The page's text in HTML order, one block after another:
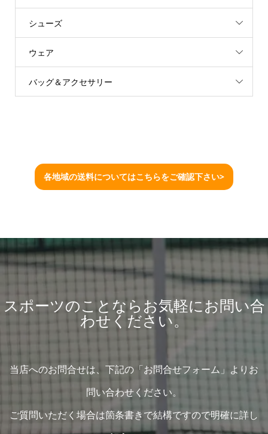
シューズ
ウェア
バッグ＆アクセサリー
各地域の送料についてはこちらをご確認下さい>
スポーツのことならお気軽にお問い合
わせください。
当店へのお問合せは、下記の「お問合せフォーム」よりお
問い合わせください。
ご質問いただく場合は箇条書きで結構ですので明確に詳し